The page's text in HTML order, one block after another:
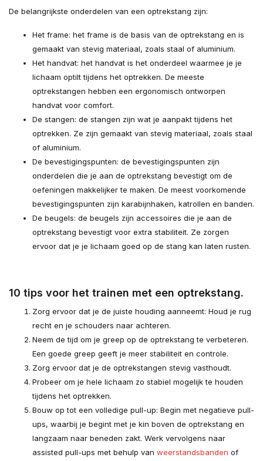
De belangrijkste onderdelen van een optrekstang zijn:
Het frame: het frame is de basis van de optrekstang en is
gemaakt van stevig materiaal, zoals staal of aluminium.
Het handvat: het handvat is het onderdeel waarmee je je
lichaam optilt tijdens het optrekken. De meeste
optrekstangen hebben een ergonomisch ontworpen
handvat voor comfort.
De stangen: de stangen zijn wat je aanpakt tijdens het
optrekken. Ze zijn gemaakt van stevig materiaal, zoals staal
of aluminium.
De bevestigingspunten: de bevestigingspunten zijn
onderdelen die je aan de optrekstang bevestigt om de
oefeningen makkelijker te maken. De meest voorkomende
bevestigingspunten zijn karabijnhaken, katrollen en banden.
De beugels: de beugels zijn accessoires die je aan de
optrekstang bevestigt voor extra stabiliteit. Ze zorgen
ervoor dat je je lichaam goed op de stang kan laten rusten.
10 tips voor het trainen met een optrekstang.
Zorg ervoor dat je de juiste houding aanneemt: Houd je rug
recht en je schouders naar achteren.
Neem de tijd om je greep op de optrekstang te verbeteren.
Een goede greep geeft je meer stabiliteit en controle.
Zorg ervoor dat je de optrekstangen stevig vasthoudt.
Probeer om je hele lichaam zo stabiel mogelijk te houden
tijdens het optrekken.
Bouw op tot een volledige pull-up: Begin met negatieve pull-
ups, waarbij je begint met je kin boven de optrekstang en
langzaam naar beneden zakt. Werk vervolgens naar
assisted pull-ups met behulp van weerstandsbanden of